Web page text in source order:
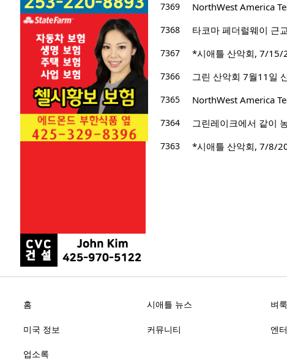
7369 NorthWest America
7368 타코마 페더럴웨이 근
7367 *시애틀 산악회, 7/15/
7366 그린 산악회 7월11일
7365 NorthWest America
7364 그린레이크에서 같이
7363 *시애틀 산악회, 7/8/
홈 시애틀 뉴스 벼
미국 정보 커뮤니티 엔
업소록